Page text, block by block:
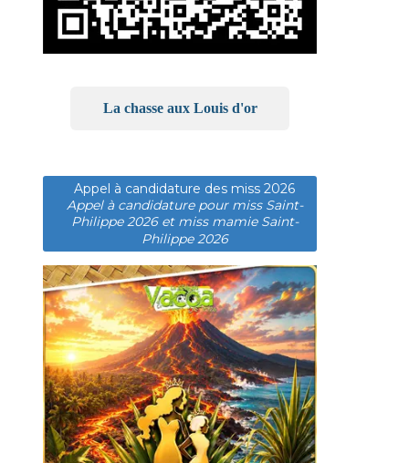
La chasse aux Louis d'or
Appel à candidature des miss 2026
Appel à candidature pour miss Saint-
Philippe 2026 et miss mamie Saint-
Philippe 2026